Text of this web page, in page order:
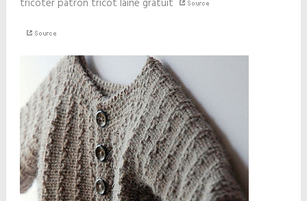
tricoter patron tricot laine gratuit